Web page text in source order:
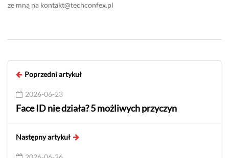
ze mną na kontakt@techconfex.pl
Poprzedni artykuł
2026-06-23
Face ID nie działa? 5 możliwych przyczyn
Następny artykuł